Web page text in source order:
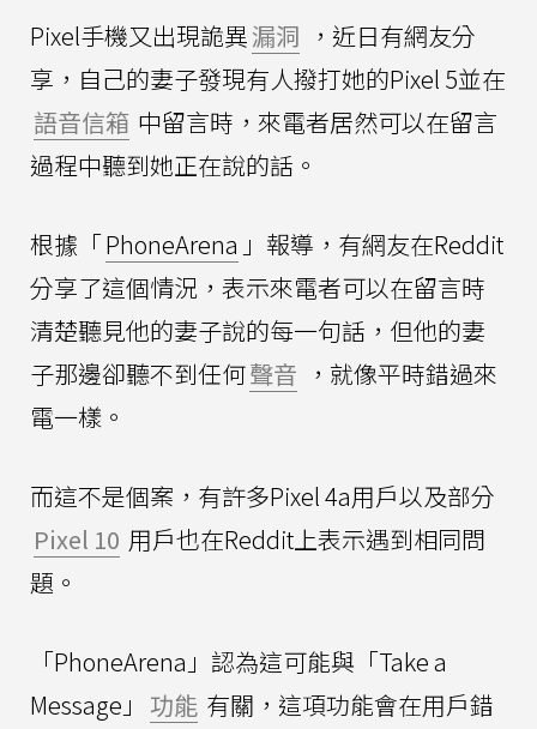
Pixel手機又出現詭異漏洞 ，近日有網友分
享，自己的妻子發現有人撥打她的Pixel 5並在
語音信箱 中留言時，來電者居然可以在留言
過程中聽到她正在說的話。
根據「PhoneArena 」報導，有網友在Reddit
分享了這個情況，表示來電者可以在留言時
清楚聽見他的妻子說的每一句話，但他的妻
子那邊卻聽不到任何聲音 ，就像平時錯過來
電一樣。
而這不是個案，有許多Pixel 4a用戶以及部分
Pixel 10 用戶也在Reddit上表示遇到相同問
題。
「PhoneArena」認為這可能與「Take a
Message」 功能 有關，這項功能會在用戶錯